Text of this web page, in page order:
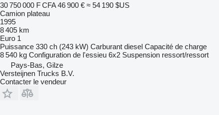
30 750 000 F CFA 46 900 € ≈ 54 190 $US
Camion plateau
1995
8 405 km
Euro 1
Puissance 330 ch (243 kW) Carburant diesel Capacité de charge
8 540 kg Configuration de l'essieu 6x2 Suspension ressort/ressort
Pays-Bas, Gilze
Versteijnen Trucks B.V.
Contacter le vendeur